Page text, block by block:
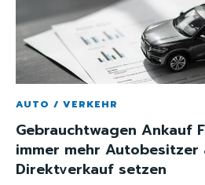
AUTO / VERKEHR
Gebrauchtwagen Ankauf
immer mehr Autobesitzer
Direktverkauf setzen